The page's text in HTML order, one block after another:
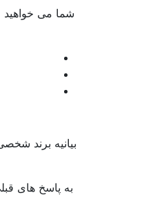
شما می
بیانیه برند
به پاسخ های